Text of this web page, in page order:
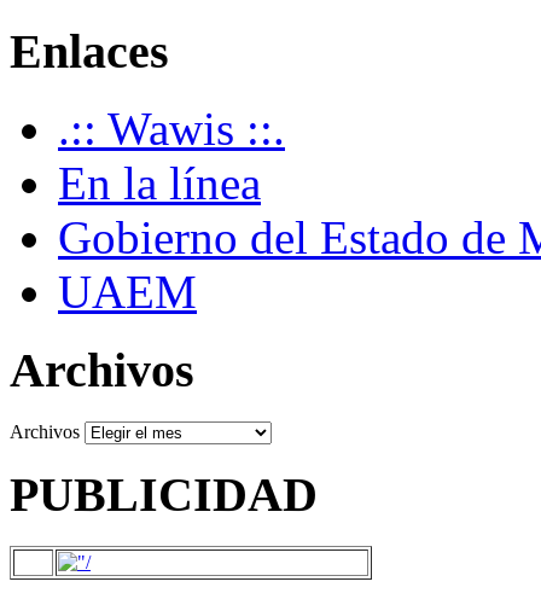
Enlaces
.:: Wawis ::.
En la línea
Gobierno del Estado de
UAEM
Archivos
Archivos
PUBLICIDAD